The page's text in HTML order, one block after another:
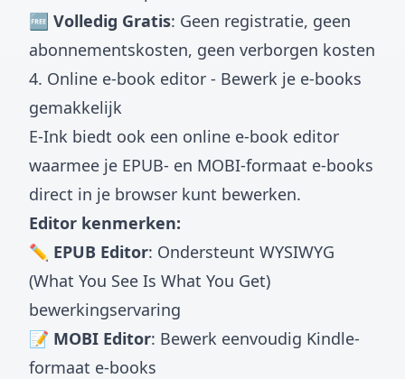
🆓 Volledig Gratis: Geen registratie, geen
abonnementskosten, geen verborgen kosten
4. Online e-book editor - Bewerk je e-books
gemakkelijk
E-Ink biedt ook een online e-book editor
waarmee je EPUB- en MOBI-formaat e-books
direct in je browser kunt bewerken.
Editor kenmerken:
✏️ EPUB Editor: Ondersteunt WYSIWYG
(What You See Is What You Get)
bewerkingservaring
📝 MOBI Editor: Bewerk eenvoudig Kindle-
formaat e-books